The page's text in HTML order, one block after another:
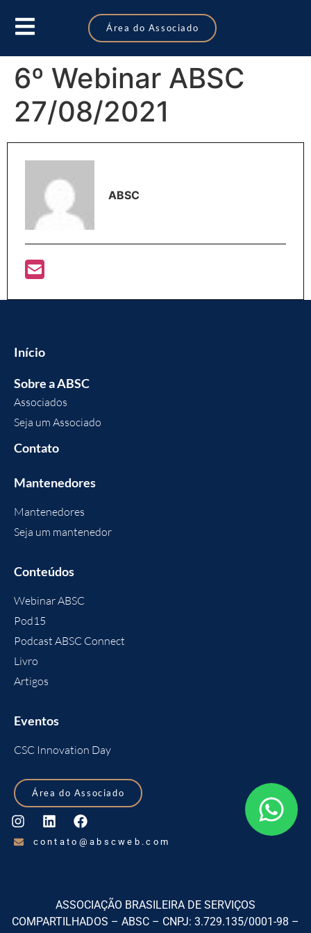
Área do Associado
6º Webinar ABSC
27/08/2021
ABSC
Início
Sobre a ABSC
Associados
Seja um Associado
Contato
Mantenedores
Mantenedores
Seja um mantenedor
Conteúdos
Webinar ABSC
Pod15
Podcast ABSC Connect
Livro
Artigos
Eventos
CSC Innovation Day
Área do Associado
contato@abscweb.com
ASSOCIAÇÃO BRASILEIRA DE SERVIÇOS
COMPARTILHADOS – ABSC – CNPJ: 3.729.135/0001-98 –